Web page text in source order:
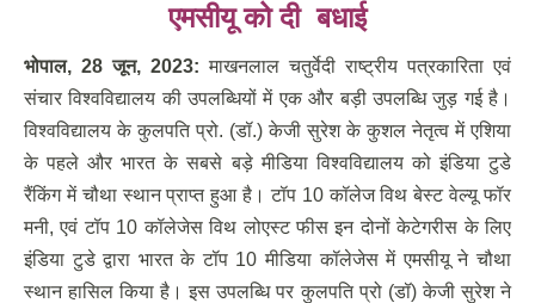
एमसीयू को दी बधाई
भोपाल, 28 जून, 2023: माखनलाल चतुर्वेदी राष्ट्रीय पत्रकारिता एवं
संचार विश्वविद्यालय की उपलब्धियों में एक और बड़ी उपलब्धि जुड़ गई है।
विश्वविद्यालय के कुलपति प्रो. (डॉ.) केजी सुरेश के कुशल नेतृत्व में एशिया
के पहले और भारत के सबसे बड़े मीडिया विश्वविद्यालय को इंडिया टुडे
रैंकिंग में चौथा स्थान प्राप्त हुआ है। टॉप 10 कॉलेज विथ बेस्ट वेल्यू फॉर
मनी, एवं टॉप 10 कॉलेजेस विथ लोएस्ट फीस इन दोनों केटेगरीस के लिए
इंडिया टुडे द्वारा भारत के टॉप 10 मीडिया कॉलेजेस में एमसीयू ने चौथा
स्थान हासिल किया है। इस उपलब्धि पर कुलपति प्रो (डॉ) केजी सुरेश ने